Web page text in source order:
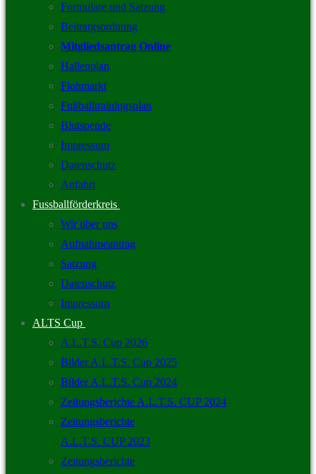
Formulare und Satzung
Beitratgsordnung
Mitgliedsantrag Online
Hallenplan
Flohmarkt
Fußballtrainingsplan
Blutspende
Impressum
Datenschutz
Anfahrt
Fussballförderkreis
Wir über uns
Aufnahmeantrag
Satzung
Datenschutz
Impressum
ALTS Cup
A.L.T.S. Cup 2026
Bilder A.L.T.S. Cup 2025
Bilder A.L.T.S. Cup 2024
Zeitungsberichte A.L.T.S. CUP 2024
Zeitungsberichte
A.L.T.S. CUP 2023
Zeitungsberichte